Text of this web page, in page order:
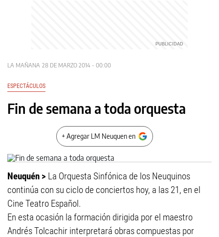
LA MAÑANA 28 DE MARZO 2014 - 00:00
ESPECTÁCULOS
Fin de semana a toda orquesta
+ Agregar LM Neuquen en
Neuquén > La Orquesta Sinfónica de los Neuquinos
continúa con su ciclo de conciertos hoy, a las 21, en el
Cine Teatro Español.
En esta ocasión la formación dirigida por el maestro
Andrés Tolcachir interpretará obras compuestas por